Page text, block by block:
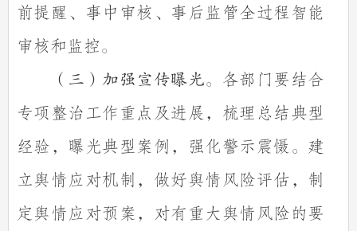
前提醒、事中审核、事后监管全过程智能
审核和监控。
（三）加强宣传曝光。 各部门要结合
专项整治工作重点及进展，梳理总结典型
经验，曝光典型案例，强化警示震慑。建
立舆情应对机制，做好舆情风险评估，制
定舆情应对预案，对有重大舆情风险的要